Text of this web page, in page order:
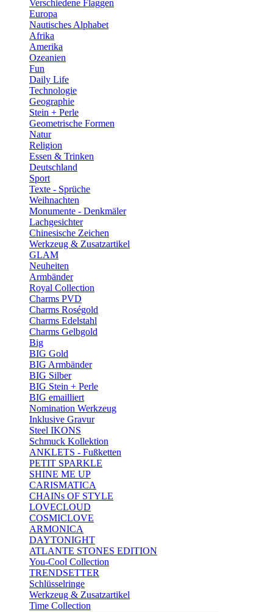
Verschiedene Flaggen
Europa
Nautisches Alphabet
Afrika
Amerika
Ozeanien
Fun
Daily Life
Technologie
Geographie
Stein + Perle
Geometrische Formen
Natur
Religion
Essen & Trinken
Deutschland
Sport
Texte - Sprüche
Weihnachten
Monumente - Denkmäler
Lachgesichter
Chinesische Zeichen
Werkzeug & Zusatzartikel
GLAM
Neuheiten
Armbänder
Royal Collection
Charms PVD
Charms Roségold
Charms Edelstahl
Charms Gelbgold
Big
BIG Gold
BIG Armbänder
BIG Silber
BIG Stein + Perle
BIG emailliert
Nomination Werkzeug
Inklusive Gravur
Steel IKONS
Schmuck Kollektion
ANKLETS - Fußketten
PETIT SPARKLE
SHINE ME UP
CARISMATICA
CHAINs OF STYLE
LOVECLOUD
COSMICLOVE
ARMONICA
DAYTONIGHT
ATLANTE STONES EDITION
You-Cool Collection
TRENDSETTER
Schlüsselringe
Werkzeug & Zusatzartikel
Time Collection